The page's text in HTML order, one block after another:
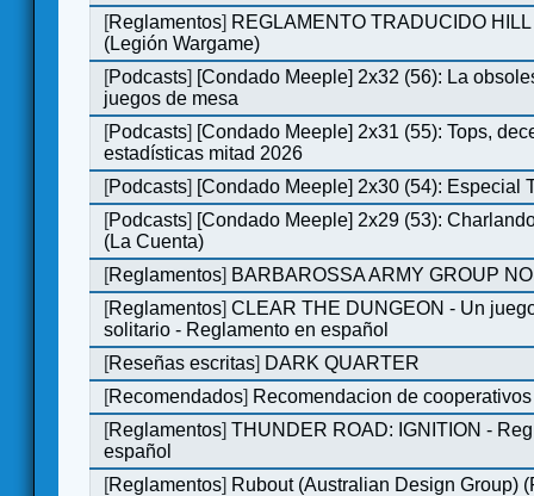
[Reglamentos] REGLAMENTO TRADUCIDO
(Legión Wargame)
[Podcasts] [Condado Meeple] 2x32 (56): La
juegos de mesa
[Podcasts] [Condado Meeple] 2x31 (55): Tops,
estadísticas mitad 2026
[Podcasts] [Condado Meeple] 2x30 (54): Especial
[Podcasts] [Condado Meeple] 2x29 (53):
(La Cuenta)
[Reglamentos] BARBAROSSA ARMY GROUP
[Reglamentos]CLEAR THE DUNGEON - Un
solitario - Reglamento en español
[Reseñas escritas] DARK QUARTER
[Recomendados] Recomendacion de
[Reglamentos]THUNDER ROAD: IGNITION -
español
[Reglamentos] Rubout (Australian Design Group)